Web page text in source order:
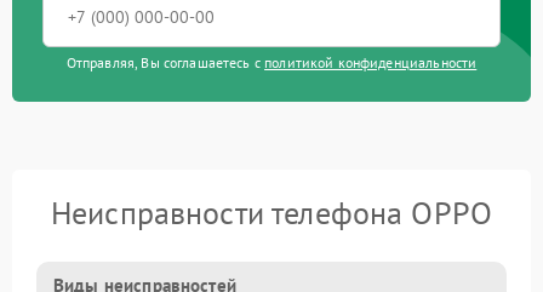
Отправляя, Вы соглашаетесь с политикой конфиденциальности
Неисправности телефона OPPO
Виды неисправностей